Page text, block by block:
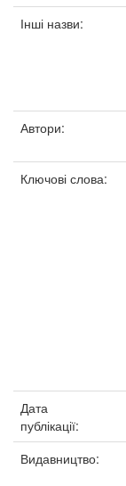
Інші назви:
Автори:
Ключові слова:
Дата
публікації:
Видавництво: